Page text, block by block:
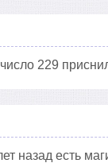
229
назад есть